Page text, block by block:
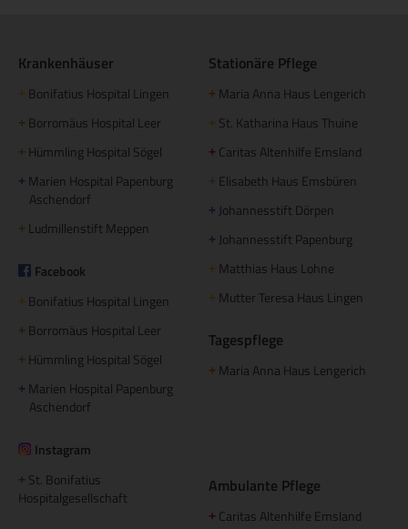
Krankenhäuser
+ Bonifatius Hospital Lingen
+ Borromäus Hospital Leer
+ Hümmling Hospital Sögel
+ Marien Hospital Papenburg
Aschendorf
+ Ludmillenstift Meppen
Facebook
+ Bonifatius Hospital Lingen
+ Borromäus Hospital Leer
+ Hümmling Hospital Sögel
+ Marien Hospital Papenburg
Aschendorf
Instagram
St. Bonifatius
Hospitalgesellschaft
Stationäre Pflege
+ Maria Anna Haus Lengerich
+ St. Katharina Haus Thuine
+ Caritas Altenhilfe Emsland
Elisabeth Haus Emsbüren
+ Johannesstift Dörpen
+ Johannesstift Papenburg
+ Matthias Haus Lohne
+ Mutter Teresa Haus Lingen
Tagespflege
+ Maria Anna Haus Lengerich
Ambulante Pflege
+ Caritas Altenhilfe Emsland